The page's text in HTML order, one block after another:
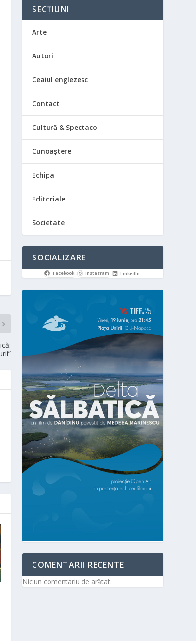
SECȚIUNI
Arte
Autori
Ceaiul englezesc
Contact
Cultură & Spectacol
Cunoaștere
Echipa
Editoriale
Societate
SOCIALIZARE
Facebook Instagram LinkedIn
COMENTARII RECENTE
Niciun comentariu de arătat.